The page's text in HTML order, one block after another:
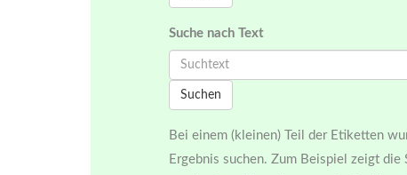
Suche nach Text
Suchen
Bei einem (kleinen) Teil der Etiketten
Ergebnis suchen. Zum Beispiel zeigt die